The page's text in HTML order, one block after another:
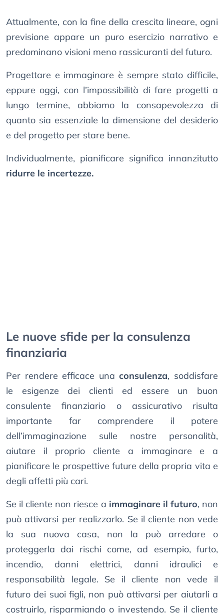
Attualmente, con la fine della crescita lineare, ogni
previsione appare un puro esercizio narrativo e
predominano visioni meno rassicuranti del futuro.
Progettare e immaginare è sempre stato difficile,
eppure oggi, con l’impossibilità di fare progetti a
lungo termine, abbiamo la consapevolezza di
quanto sia essenziale la dimensione del desiderio
e del progetto per stare bene.
Individualmente, pianificare significa innanzitutto
ridurre le incertezze.
Le nuove sfide per la consulenza
finanziaria
Per rendere efficace unaconsulenza, soddisfare
le esigenze dei clienti ed essere un buon
consulente finanziario o assicurativo risulta
importante far comprendere il potere
dell’immaginazione sulle nostre personalità,
aiutare il proprio cliente a immaginare e a
pianificare le prospettive future della propria vita e
degli affetti più cari.
Se il cliente non riesce a immaginare il futuro, non
può attivarsi per realizzarlo. Se il cliente non vede
la sua nuova casa, non la può arredare o
proteggerla dai rischi come, ad esempio, furto,
incendio, danni elettrici, danni idraulici e
responsabilità legale. Se il cliente non vede il
futuro dei suoi figli, non può attivarsi per aiutarli a
costruirlo, risparmiando o investendo. Se il cliente